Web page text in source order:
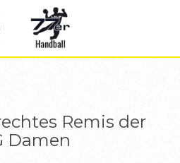
DAMEN
Remis der
Damen